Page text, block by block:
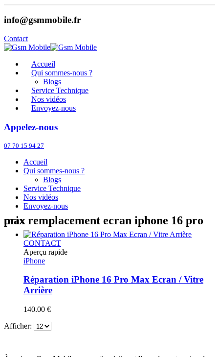
info@gsmmobile.fr
Contact
Accueil
Qui sommes-nous ?
Blogs
Service Technique
Nos vidéos
Envoyez-nous
Appelez-nous
07 70 15 94 27
Accueil
Qui sommes-nous ?
Blogs
Service Technique
Nos vidéos
Envoyez-nous
prix remplacement ecran iphone 16 pro max
CONTACT
Aperçu rapide
iPhone
Réparation iPhone 16 Pro Max Ecran / Vitre
Arrière
140.00 €
Afficher: